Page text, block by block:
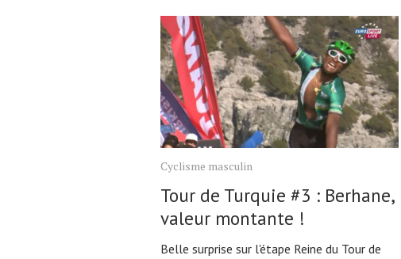
Cyclisme masculin
Tour de Turquie #3 : Berhane,
valeur montante !
Belle surprise sur l'étape Reine du Tour de